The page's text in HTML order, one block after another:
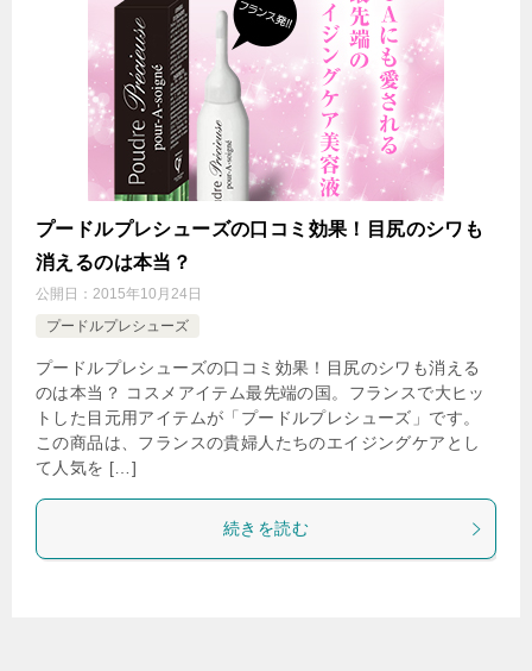
プードルプレシューズの口コミ効果！目尻のシワも
消えるのは本当？
公開日： 2015年10月24日
プードルプレシューズ
プードルプレシューズの口コミ効果！目尻のシワも消える
のは本当？ コスメアイテム最先端の国。フランスで大ヒッ
トした目元用アイテムが「プードルプレシューズ」です。
この商品は、フランスの貴婦人たちのエイジングケアとし
て人気を […]
続きを読む